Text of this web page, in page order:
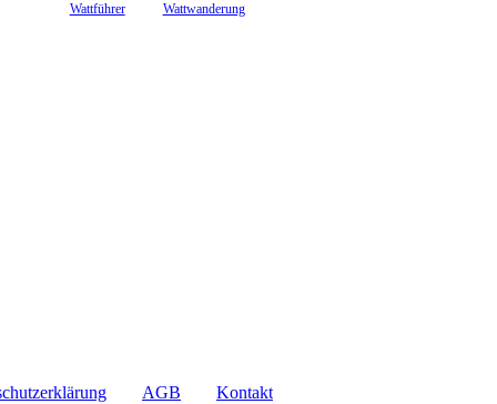
Wattführer
Wattwanderung
AGB Kontakt